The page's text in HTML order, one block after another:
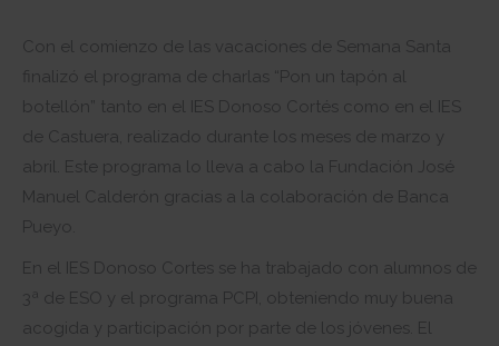
Con el comienzo de las vacaciones de Semana Santa
finalizó el programa de charlas “Pon un tapón al
botellón” tanto en el IES Donoso Cortés como en el IES
de Castuera, realizado durante los meses de marzo y
abril. Este programa lo lleva a cabo la Fundación José
Manuel Calderón gracias a la colaboración de Banca
Pueyo.
En el IES Donoso Cortes se ha trabajado con alumnos de
3ª de ESO y el programa PCPI, obteniendo muy buena
acogida y participación por parte de los jóvenes. El